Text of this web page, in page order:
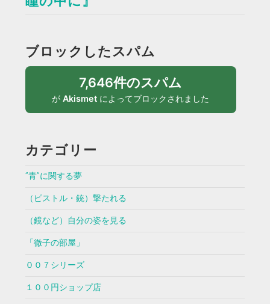
ブロックしたスパム
7,646件のスパム
がAkismet によってブロックされました
カテゴリー
”青”に関する夢
（ピストル・銃）撃たれる
（鏡など）自分の姿を見る
「徹子の部屋」
００７シリーズ
１００円ショップ店